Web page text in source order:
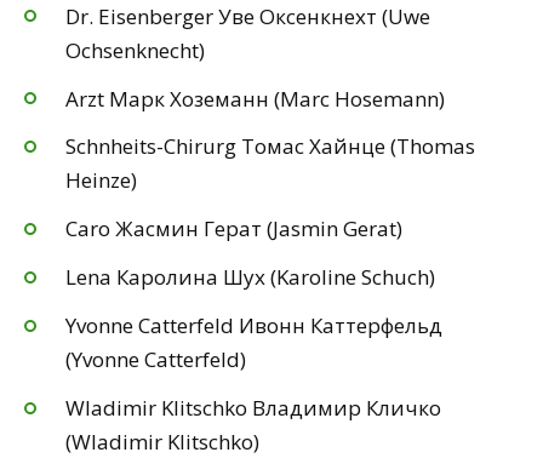
Dr. Eisenberger Уве Оксенкнехт (Uwe
Ochsenknecht)
Arzt Марк Хоземанн (Marc Hosemann)
Schnheits-Chirurg Томас Хайнце (Thomas
Heinze)
Caro Жасмин Герат (Jasmin Gerat)
Lena Каролина Шух (Karoline Schuch)
Yvonne Catterfeld Ивонн Каттерфельд
(Yvonne Catterfeld)
Wladimir Klitschko Владимир Кличко
(Wladimir Klitschko)